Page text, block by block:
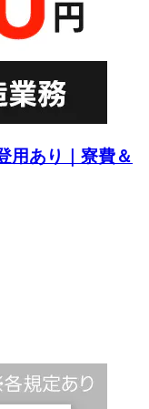
用あり｜寮費＆